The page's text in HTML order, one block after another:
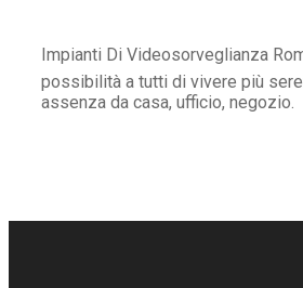
Impianti Di Videosorveglianza
possibilità a tutti di vivere più
assenza da casa, ufficio, negozio.